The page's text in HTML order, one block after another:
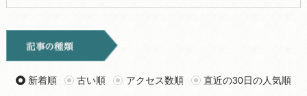
キャンプ
旅行記 ツアー
新着順 古い順 アクセス数順 直近の30日の人気順